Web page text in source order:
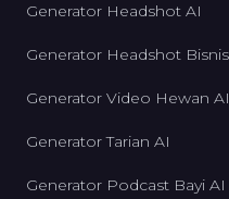
Generator Headshot AI
Generator Headshot
Generator Video Hewan AI
Generator Tarian AI
Generator Podcast Bayi AI